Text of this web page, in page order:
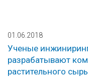
01.06.2018
Ученые
разрабатывают
растительного